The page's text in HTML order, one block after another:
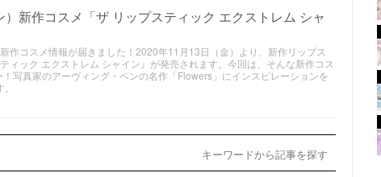
新作コスメ「ザ リップスティック エクストレム シャ
作コスメ情報が届きました！2020年11月13日（金）より、新作リップス
ィック エクストレム シャイン』が発売されます。今回は、そんな新作コス
写真家のアーヴィング・ペンの名作「Flowers」にインスピレーションを
キーワードから記事を探す